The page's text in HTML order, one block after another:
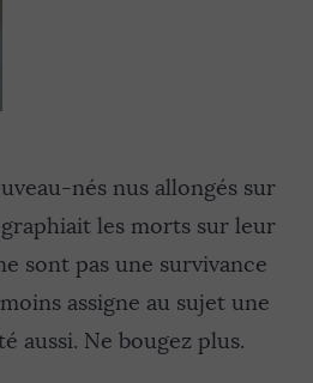
nés nus allongés sur
les morts sur leur
sont pas une survivance
assigne au sujet une
aussi. Ne bougez plus.